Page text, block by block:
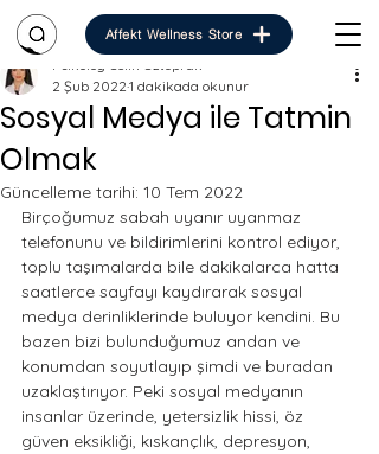
Affekt Wellness Store
Sosyal Medya ile Tatmin
Olmak
Psikolog Selin Öztoprak
2 Şub 2022 1 dakikada okunur
Güncelleme tarihi: 10 Tem 2022
Birçoğumuz sabah uyanır uyanmaz
telefonunu ve bildirimlerini kontrol ediyor,
toplu taşımalarda bile dakikalarca hatta
saatlerce sayfayı kaydırarak sosyal
medya derinliklerinde buluyor kendini. Bu
bazen bizi bulunduğumuz andan ve
konumdan soyutlayıp şimdi ve buradan
uzaklaştırıyor. Peki sosyal medyanın
insanlar üzerinde, yetersizlik hissi, öz
güven eksikliği, kıskançlık, depresyon,